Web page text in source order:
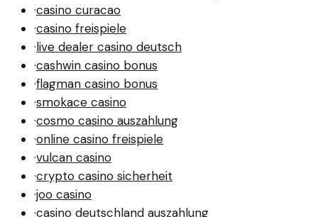
·casino curacao
·casino freispiele
·live dealer casino deutsch
·cashwin casino bonus
·flagman casino bonus
·smokace casino
·cosmo casino auszahlung
·online casino freispiele
·vulcan casino
·crypto casino sicherheit
·joo casino
·casino deutschland auszahlung